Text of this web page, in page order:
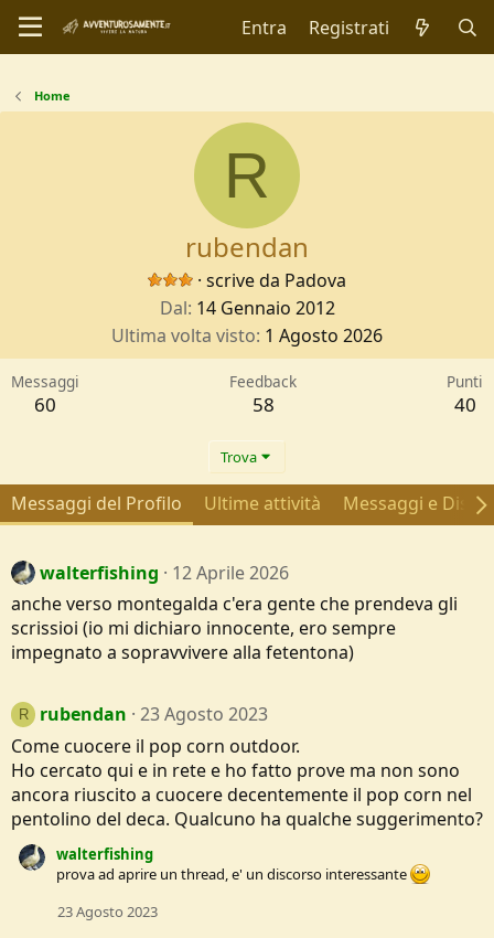
Entra Registrati
Home
R
rubendan
· scrive da Padova
Dal 14 Gennaio 2012
Ultima volta visto 1 Agosto 2026
Messaggi
60
Feedback
58
Punti
40
Trova
Messaggi del Profilo Ultime attività Messaggi e
walterfishing
12 Aprile 2026
anche verso montegalda c'era gente che prendeva gli
scrissioi (io mi dichiaro innocente, ero sempre
impegnato a sopravvivere alla fetentona)
R rubendan
23 Agosto 2023
Come cuocere il pop corn outdoor.
Ho cercato qui e in rete e ho fatto prove ma non sono
ancora riuscito a cuocere decentemente il pop corn nel
pentolino del deca. Qualcuno ha qualche suggerimento?
walterfishing
prova ad aprire un thread, e' un discorso interessante
23 Agosto 2023